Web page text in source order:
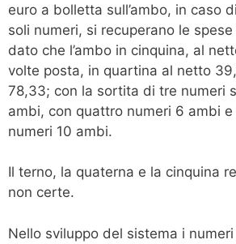
euro a bolletta sull’ambo, in caso
soli numeri, si recuperano le
dato che l’ambo in cinquina, al
volte posta, in quartina al netto
78,33; con la sortita di tre numeri
ambi, con quattro numeri 6 ambi e
numeri 10 ambi.
Il terno, la quaterna e la cinquina
non certe.
Nello sviluppo del sistema i numeri